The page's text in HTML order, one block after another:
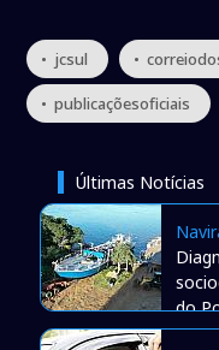
• jcsul •
• publicaçõesoficiais
Últimas Notícias
do